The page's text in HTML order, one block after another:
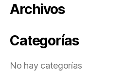
Archivos
Categorías
No hay categorías